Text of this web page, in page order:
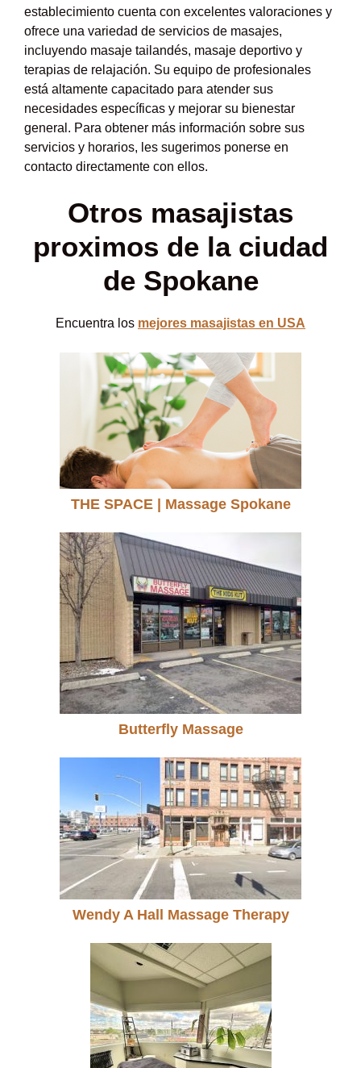
establecimiento cuenta con excelentes valoraciones y
ofrece una variedad de servicios de masajes,
incluyendo masaje tailandés, masaje deportivo y
terapias de relajación. Su equipo de profesionales
está altamente capacitado para atender sus
necesidades específicas y mejorar su bienestar
general. Para obtener más información sobre sus
servicios y horarios, les sugerimos ponerse en
contacto directamente con ellos.
Otros masajistas
proximos de la ciudad
de Spokane
Encuentra los mejores masajistas en USA
THE SPACE | Massage Spokane
Butterfly Massage
Wendy A Hall Massage Therapy